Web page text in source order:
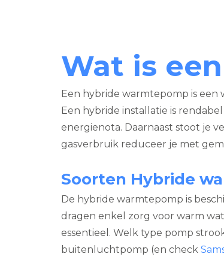
Wat is
Een hybride warmtepomp is
Een hybride installatie is
energienota. Daarnaast stoot je
gasverbruik reduceer je met
Soorten Hybride
De hybride warmtepomp is
dragen enkel zorg voor warm
essentieel. Welk type pomp
buitenluchtpomp (en check